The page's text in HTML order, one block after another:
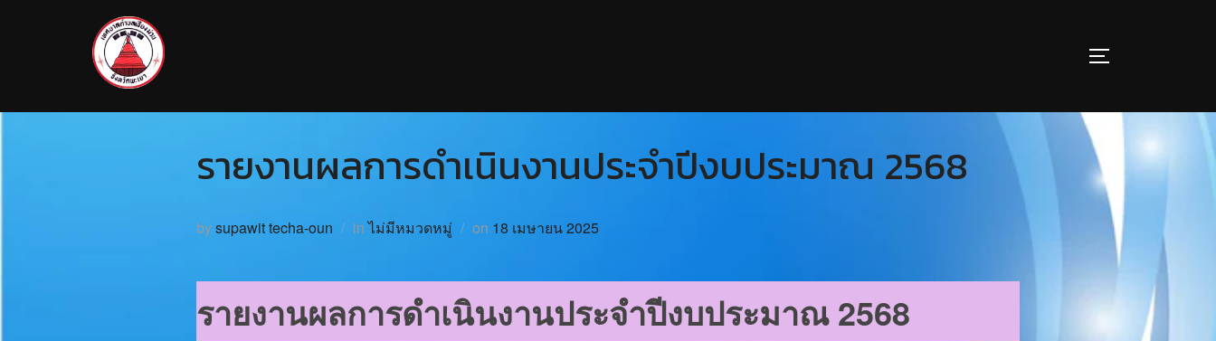
รายงานผลการดำเนินงานประจำปีงบประมาณ 2568
bysupawit techa-oun inไม่มีหมวดหมู่ on 18 เมษายน 2025
รายงานผลการดำเนินงานประจำปีงบประมาณ 2568